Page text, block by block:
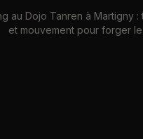
au Dojo Tanren à Martigny
et mouvement pour forger